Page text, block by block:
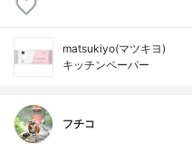
matsukiyo(マツキヨ)
キッチンペーパー
フチコ